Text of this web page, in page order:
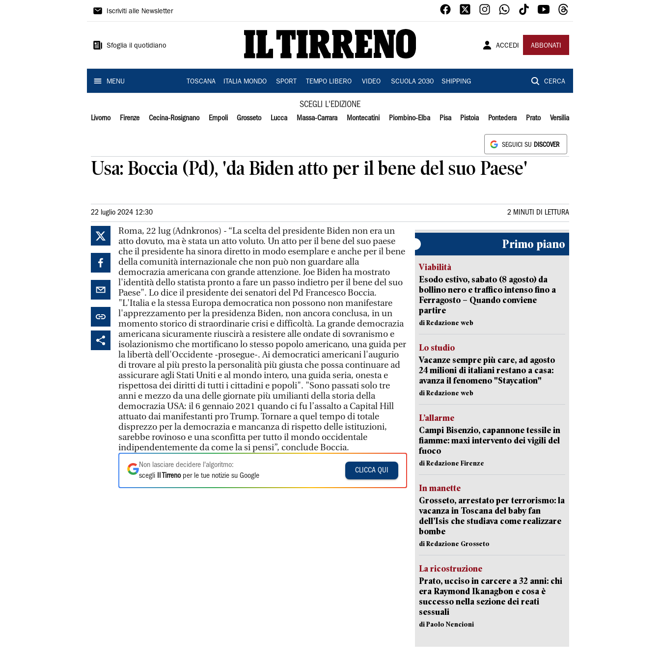
Il
Iscriviti alle Newsletter
Sfoglia il quotidiano ACCEDI ABBONATI
MENU TOSCANA ITALIA MONDO SPORT TEMPO LIBERO VIDEO SCUOLA 2030 SHIPPING CERCA
SCEGLI L'EDIZIONE
Livorno Firenze Cecina-Rosignano Empoli Grosseto Lucca Massa-Carrara Montecatini Piombino-Elba Pisa Pistoia Pontedera Prato Versilia
SEGUICI SU DISCOVER
Usa: Boccia (Pd), 'da Biden atto per il bene del suo Paese'
22 luglio 2024 12:30 2 MINUTI DI LETTURA
Roma, 22 lug (Adnkronos) - “La scelta del presidente Biden non era un
atto dovuto, ma è stata un atto voluto. Un atto per il bene del suo paese
che il presidente ha sinora diretto in modo esemplare e anche per il bene
della comunità internazionale che non può non guardare alla
democrazia americana con grande attenzione. Joe Biden ha mostrato
l'identità dello statista pronto a fare un passo indietro per il bene del suo
Paese". Lo dice il presidente dei senatori del Pd Francesco Boccia.
"L'Italia e la stessa Europa democratica non possono non manifestare
l'apprezzamento per la presidenza Biden, non ancora conclusa, in un
momento storico di straordinarie crisi e difficoltà. La grande democrazia
americana sicuramente riuscirà a resistere alle ondate di sovranismo e
isolazionismo che mortificano lo stesso popolo americano, una guida per
la libertà dell'Occidente -prosegue-. Ai democratici americani l'augurio
di trovare al più presto la personalità più giusta che possa continuare ad
assicurare agli Stati Uniti e al mondo intero, una guida seria, onesta e
rispettosa dei diritti di tutti i cittadini e popoli". "Sono passati solo tre
anni e mezzo da una delle giornate più umilianti della storia della
democrazia USA: il 6 gennaio 2021 quando ci fu l’assalto a Capital Hill
attuato dai manifestanti pro Trump. Tornare a quel tempo di totale
disprezzo per la democrazia e mancanza di rispetto delle istituzioni,
sarebbe rovinoso e una sconfitta per tutto il mondo occidentale
indipendentemente da come la si pensi”, conclude Boccia.
Non lasciare decidere l'algoritmo:
scegli
Il Tirrenoper le tue notizie su Google
CLICCA QUI
Primo piano
Viabilità
Esodo estivo, sabato (8 agosto) da
bollino nero e traffico intenso fino a
Ferragosto – Quando conviene
partire
di Redazione web
Lo studio
Vacanze sempre più care, ad agosto
24 milioni di italiani restano a casa:
avanza il fenomeno "Staycation"
di Redazione web
L’allarme
Campi Bisenzio, capannone tessile in
fiamme: maxi intervento dei vigili del
fuoco
di Redazione Firenze
In manette
Grosseto, arrestato per terrorismo: la
vacanza in Toscana del baby fan
dell’Isis che studiava come realizzare
bombe
di Redazione Grosseto
La ricostruzione
Prato, ucciso in carcere a 32 anni: chi
era Raymond Ikanagbon e cosa è
successo nella sezione dei reati
sessuali
di Paolo Nencioni